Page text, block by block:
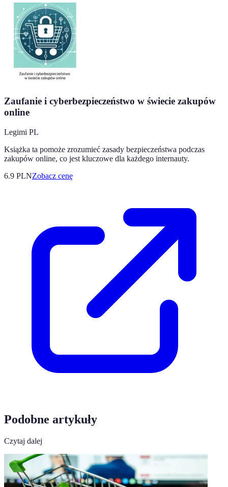
Zaufanie i cyberbezpieczeństwo w świecie zakupów
online
Legimi PL
Książka ta pomoże zrozumieć zasady bezpieczeństwa podczas
zakupów online, co jest kluczowe dla każdego internauty.
6.9 PLNZobacz cenę
Podobne artykuły
Czytaj dalej